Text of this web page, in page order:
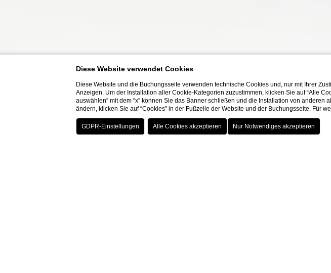
Diese Website verwendet Cookies
Diese Website und die Buchungsseite verwenden technische Cookies und, nur mit Ihrer
Anzeigen. Um der Installation aller Cookie-Kategorien zuzustimmen, klicken Sie auf “Alle
auswählen” mit dem “x” können Sie das Banner schließen und die Installation von
ändern, klicken Sie auf “Cookies” in der Fußzeile der Website und der Buchungsseite. Für